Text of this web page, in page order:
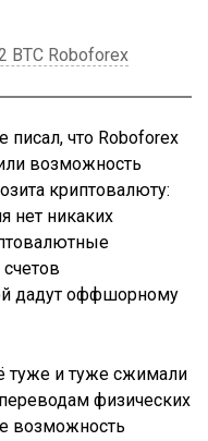
BTC Roboforex
писал, что Roboforex
возможность
криптовалюту:
нет никаких
дадут оффшорному
туже и туже сжимали
физических
возможность